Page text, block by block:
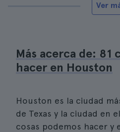
Ver
Más acerca de: 81
hacer en Houston
Houston es la ciudad
de Texas y la ciudad en
cosas podemos hacer y